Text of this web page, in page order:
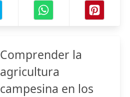
Comprender la
agricultura
campesina en los